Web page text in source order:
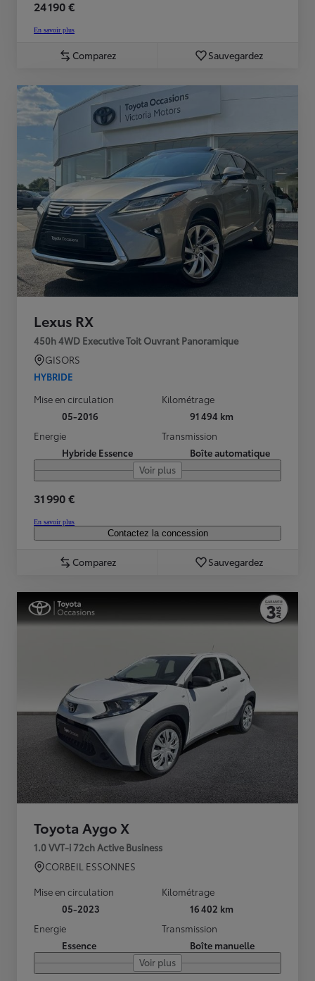
24 190 €
En savoir plus
Comparez Sauvegardez
Lexus RX
450h 4WD Executive Toit Ouvrant Panoramique
GISORS
HYBRIDE
Mise en circulation
05-2016
Kilométrage
91 494 km
Energie
Hybride Essence
Transmission
Boîte automatique
Voir plus
31 990 €
En savoir plus
Contactez la concession
Comparez Sauvegardez
Toyota Aygo X
1.0 VVT-i 72ch Active Business
CORBEIL ESSONNES
Mise en circulation
05-2023
Kilométrage
16 402 km
Energie
Essence
Transmission
Boîte manuelle
Voir plus